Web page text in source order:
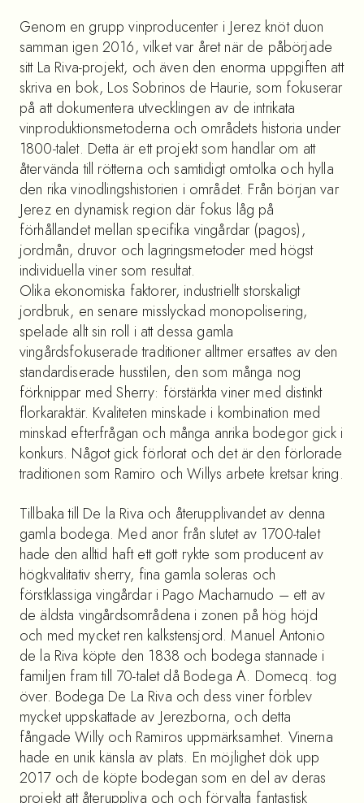
Genom en grupp vinproducenter i Jerez knöt duon
samman igen 2016, vilket var året när de påbörjade
sitt La Riva-projekt, och även den enorma uppgiften att
skriva en bok, Los Sobrinos de Haurie, som fokuserar
på att dokumentera utvecklingen av de intrikata
vinproduktionsmetoderna och områdets historia under
1800-talet. Detta är ett projekt som handlar om att
återvända till rötterna och samtidigt omtolka och hylla
den rika vinodlingshistorien i området. Från början var
Jerez en dynamisk region där fokus låg på
förhållandet mellan specifika vingårdar (pagos),
jordmån, druvor och lagringsmetoder med högst
individuella viner som resultat.
Olika ekonomiska faktorer, industriellt storskaligt
jordbruk, en senare misslyckad monopolisering,
spelade allt sin roll i att dessa gamla
vingårdsfokuserade traditioner alltmer ersattes av den
standardiserade husstilen, den som många nog
förknippar med Sherry: förstärkta viner med distinkt
florkaraktär. Kvaliteten minskade i kombination med
minskad efterfrågan och många anrika bodegor gick i
konkurs. Något gick förlorat och det är den förlorade
traditionen som Ramiro och Willys arbete kretsar kring.
Tillbaka till De la Riva och återupplivandet av denna
gamla bodega. Med anor från slutet av 1700-talet
hade den alltid haft ett gott rykte som producent av
högkvalitativ sherry, fina gamla soleras och
förstklassiga vingårdar i Pago Macharnudo – ett av
de äldsta vingårdsområdena i zonen på hög höjd
och med mycket ren kalkstensjord. Manuel Antonio
de la Riva köpte den 1838 och bodega stannade i
familjen fram till 70-talet då Bodega A. Domecq. tog
över. Bodega De La Riva och dess viner förblev
mycket uppskattade av Jerezborna, och detta
fångade Willy och Ramiros uppmärksamhet. Vinerna
hade en unik känsla av plats. En möjlighet dök upp
2017 och de köpte bodegan som en del av deras
projekt att återuppliva och och förvalta fantastisk